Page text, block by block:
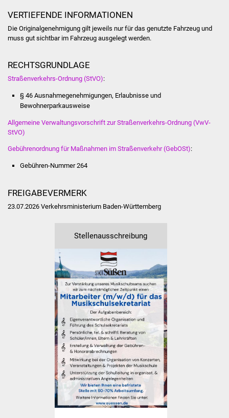
Kindergärten
Lokale Agenda
Familienzentrum
Stadtwerke
Suenergie
NETZMonitor
Gesundheit und Notfall
Ärzte und Apotheken
Pflege von Angehörigen
Hitzewarnung / UV-
VERTIEFENDE INFORMATIONEN
Die Originalgenehmigung gilt jeweils nur für das genutzte Fahrzeug und
muss gut sichtbar im Fahrzeug ausgelegt werden.
RECHTSGRUNDLAGE
Straßenverkehrs-Ordnung (StVO):
§ 46 Ausnahmegenehmigungen, Erlaubnisse und
Bewohnerparkausweise
Allgemeine Verwaltungsvorschrift zur Straßenverkehrs-Ordnung (VwV-
StVO)
Gebührenordnung für Maßnahmen im Straßenverkehr (GebOSt):
Gebühren-Nummer 264
FREIGABEVERMERK
23.07.2026 Verkehrsministerium Baden-Württemberg
Stellenausschreibung